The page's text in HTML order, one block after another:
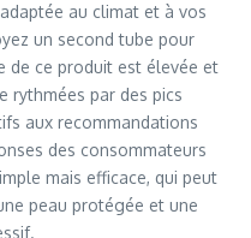
au climat et à vos
un second tube pour
de ce produit est élevée et
rythmées par des pics
aux recommandations
des consommateurs
mais efficace, qui peut
peau protégée et une